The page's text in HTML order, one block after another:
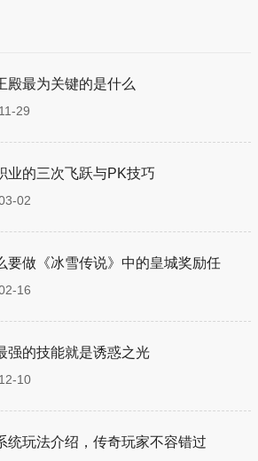
殿最为关键的是什么
29
业的三次飞跃与PK技巧
02
要做《冰雪传说》中的皇城奖励任
16
强的技能就是诱惑之光
10
统玩法介绍，传奇玩家不容错过